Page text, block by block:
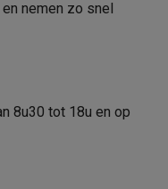
nemen zo snel
8u30 tot 18u en op